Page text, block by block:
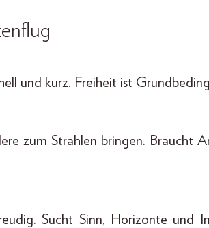
und kurz. Freiheit ist
zum Strahlen bringen. Braucht
Sucht Sinn, Horizonte und